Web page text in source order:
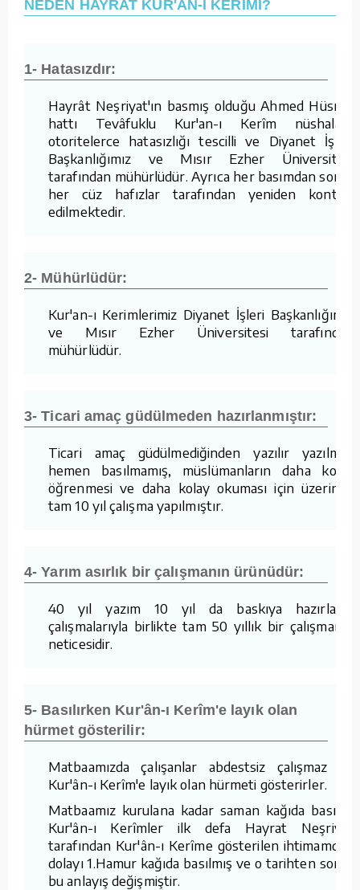
NEDEN HAYRAT KUR'ÂN-I KERİMİ?
1- Hatasızdır:
Hayrât Neşriyat'ın basmış olduğu Ahmed Hüsrev
hattı Tevâfuklu Kur'an-ı Kerîm nüshaları,
otoritelerce hatasızlığı tescilli ve Diyanet İşleri
Başkanlığımız ve Mısır Ezher Üniversitesi
tarafından mühürlüdür. Ayrıca her basımdan sonra
her cüz hafızlar tarafından yeniden kontrol
edilmektedir.
2- Mühürlüdür:
Kur'an-ı Kerimlerimiz Diyanet İşleri Başkanlığımız
ve Mısır Ezher Üniversitesi tarafından
mühürlüdür.
3- Ticari amaç güdülmeden hazırlanmıştır:
Ticari amaç güdülmediğinden yazılır yazılmaz
hemen basılmamış, müslümanların daha kolay
öğrenmesi ve daha kolay okuması için üzerinde
tam 10 yıl çalışma yapılmıştır.
4- Yarım asırlık bir çalışmanın ürünüdür:
40 yıl yazım 10 yıl da baskıya hazırlama
çalışmalarıyla birlikte tam 50 yıllık bir çalışmanın
neticesidir.
5- Basılırken Kur'ân-ı Kerîm'e layık olan
hürmet gösterilir:
Matbaamızda çalışanlar abdestsiz çalışmaz ve
Kur'ân-ı Kerîm'e layık olan hürmeti gösterirler.
Matbaamız kurulana kadar saman kağıda basılan
Kur'ân-ı Kerîmler ilk defa Hayrat Neşriyat
tarafından Kur'ân-ı Kerîme gösterilen ihtimamdan
dolayı 1.Hamur kağıda basılmış ve o tarihten sonra
bu anlayış değişmiştir.